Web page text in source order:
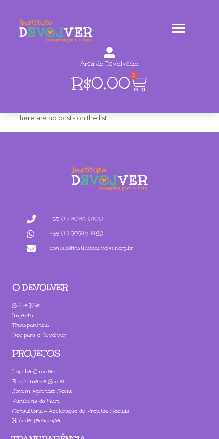
Área do Devolvedor
R$0,00 0
There are no posts on the list.
+55 (11) 3032-0100
+55 (11) 99942-1488
contato@institutodevolver.org.br
O DEVOLVER
Sobre Nós
Impacto
Transparência
Doe para o Devolver
PROJETOS
Lojinha Circular
E-commerce Social
Jovem Aprendiz Social
Parabéns do Bem
Consultoria - Aceleração de Projetos Sociais
Hub de Tecnologia